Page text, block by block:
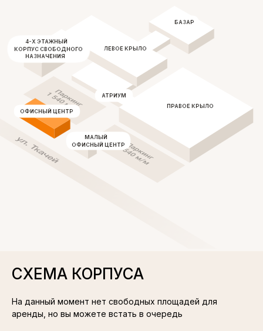
ОФИСНЫЙ ЦЕНТР
МАЛЫЙ
ОФИСНЫЙ ЦЕНТР
БАЗАР
ЛЕВОЕ КРЫЛО
АТРИУМ
ПРАВОЕ КРЫЛО
4-Х ЭТАЖНЫЙ
КОРПУС СВОБОДНОГО
НАЗНАЧЕНИЯ
СХЕМА КОРПУСА
На данный момент нет свободных площадей для
аренды, но вы можете встать в очередь